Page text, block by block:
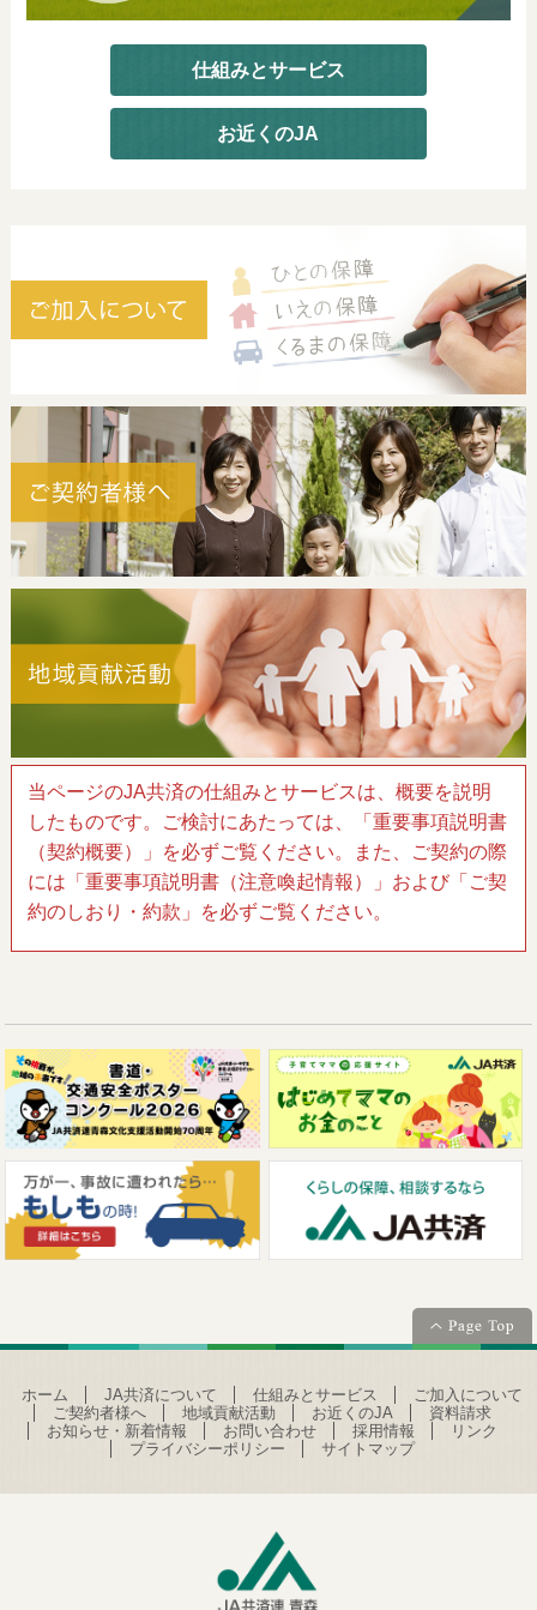
仕組みとサービス
お近くのJA
当ページのJA共済の仕組みとサービスは、概要を説明
したものです。ご検討にあたっては、「重要事項説明書
（契約概要）」を必ずご覧ください。また、ご契約の際
には「重要事項説明書（注意喚起情報）」および「ご契
約のしおり・約款」を必ずご覧ください。
ホーム JA共済について 仕組みとサービス
ご加入について
ご契約者様へ
地域貢献活動 お近くのJA
資料請求
お知らせ・新着情報
お問い合わせ 採用情報
リンク
プライバシーポリシー
サイトマップ